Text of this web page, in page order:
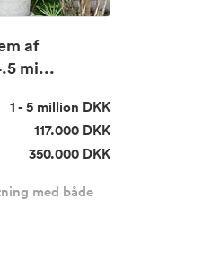
af
mi...
1 - 5 million DKK
117.000 DKK
350.000 DKK
med både